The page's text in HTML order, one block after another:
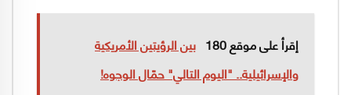
إقرأ على موقع 180
بين الرؤيتين الأمريكية
والإسرائيلية.. "اليوم التالي" حمّال الوجوه!